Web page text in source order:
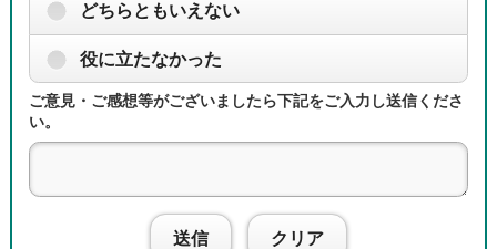
どちらともいえない
役に立たなかった
ご意見・ご感想等がございましたら下記をご入力し送信くださ
い。
送信 クリア